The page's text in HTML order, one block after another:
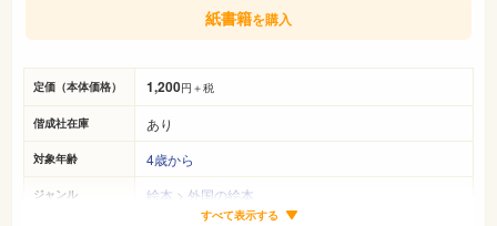
定価（本体価格） 1,200円＋税
偕成社在庫 あり
対象年齢 4歳から
ジャンル 絵本 > 外国の絵本
すべて表示する
紙書籍を購入